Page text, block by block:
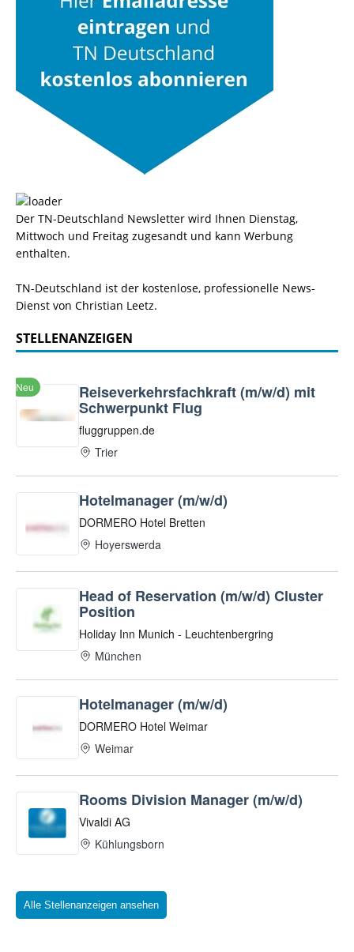
Der TN-Deutschland Newsletter wird Ihnen Dienstag,
Mittwoch und Freitag zugesandt und kann Werbung
enthalten.
TN-Deutschland ist der kostenlose, professionelle News-
Dienst von Christian Leetz.
STELLENANZEIGEN
Alle Stellenanzeigen ansehen